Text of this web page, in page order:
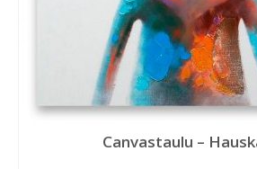
Canvastaulu –